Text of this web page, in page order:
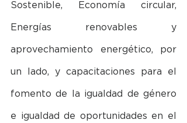
Sostenible, Economía circular,
Energías renovables y
aprovechamiento energético, por
un lado, y capacitaciones para el
fomento de la igualdad de género
e igualdad de oportunidades en el